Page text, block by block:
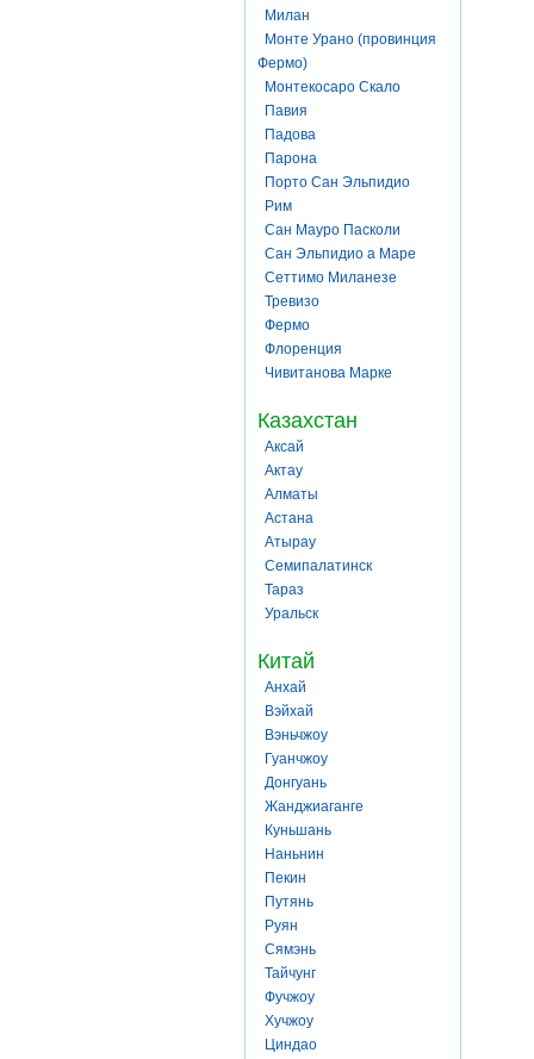
Милан
Монте Урано (провинция
Фермо)
Монтекосаро Скало
Павия
Падова
Парона
Порто Сан Эльпидио
Рим
Сан Мауро Пасколи
Сан Эльпидио а Маре
Сеттимо Миланезе
Тревизо
Фермо
Флоренция
Чивитанова Марке
Казахстан
Аксай
Актау
Алматы
Астана
Атырау
Семипалатинск
Тараз
Уральск
Китай
Анхай
Вэйхай
Вэньчжоу
Гуанчжоу
Донгуань
Жанджиаганге
Куньшань
Наньнин
Пекин
Путянь
Руян
Сямэнь
Тайчунг
Фучжоу
Хучжоу
Циндао